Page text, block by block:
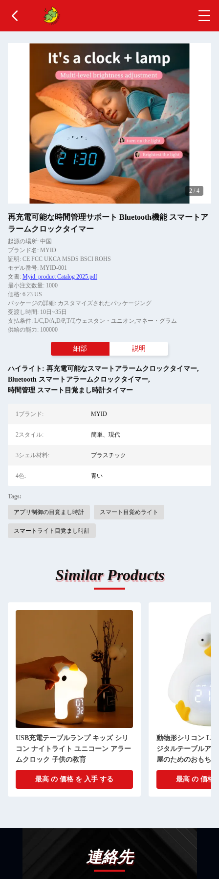
2 / 4
再充電可能な時間管理サポート Bluetooth機能 スマートア
ラームクロックタイマー
起源の場所: 中国
ブランド名: MYID
証明: CE FCC UKCA MSDS BSCI ROHS
モデル番号: MYID-001
文書: Myid. product Catalog 2025.pdf
最小注文数量: 1000
価格: 6.23 US
パッケージの詳細: カスタマイズされたパッケージング
受渡し時間: 10日~35日
支払条件: L/C,D/A,D/P,T/T,ウェスタン・ユニオン,マネー・グラム
供給の能力: 100000
細部 説明
ハイライト: 再充電可能なスマートアラームクロックタイマー,
Bluetooth スマートアラームクロックタイマー,
時間管理 スマート目覚まし時計タイマー
1ブランド: MYID
2スタイル: 簡単、現代
3シェル材料: プラスチック
4色: 青い
Tags:
アプリ制御の目覚まし時計 スマート目覚めライト
スマートライト目覚まし時計
Similar Products
USB充電テーブルランプ キッズ シリ
コン ナイトライト ユニコーン アラー
ムクロック 子供の教育
最高 の 価格 を 入手 する
動物形シリコン
ジタルテーブルア
屋のためのおもちゃ
最高 の 価格
連絡先